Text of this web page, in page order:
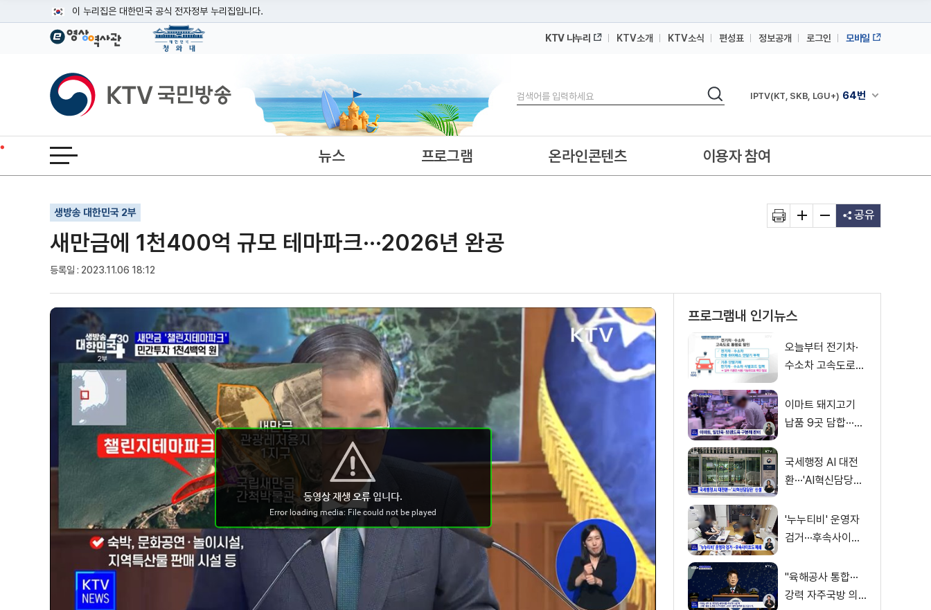
이 누리집은 대한민국 공식 전자정부 누리집입니다.
공식 누리집 주소 확인하기
이밖에 or.kr 또는 .kr등 다른 도메인 주소를 사용하고 있다면 아래 URL에서 도메인 주소를 확인해 보세요
운영중인 공식 누리집보기
KTV 나누리 KTV소개 KTV소식 편성표 정보공개 로그인 모바일
KTV국민방송
검색
검색 채널안내 펼쳐
64번
64번
전체메뉴 열기 뉴스 프로그램 온라인콘텐츠 이용자 참여
생방송 대한민국 2부
새만금에 1천400억 규모 테마파크···2026년 완공
등록일 : 2023.11.06 18:12
기사인쇄
글자확대
글자축소 공유
프로그램내 인기뉴스
오늘부터 전기차·
수소차 고속도로
이마트 돼지고기
납품 9곳 담합···과
국세행정 AI 대전
환···'AI혁신담당관'
'누누티비' 운영자
검거···후속사이트
"육해공사 통합···
강력 자주국방 의